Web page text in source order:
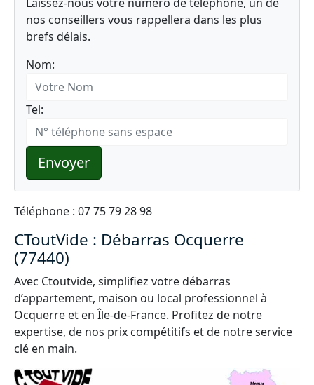
nos conseillers vous rappellera dans les plus
brefs délais.
Nom:
Tel:
Envoyer
Téléphone : 07 75 79 28 98
CToutVide : Débarras Ocquerre
(77440)
Avec Ctoutvide, simplifiez votre débarras
d’appartement, maison ou local professionnel à
Ocquerre et en Île-de-France. Profitez de notre
expertise, de nos prix compétitifs et de notre service
clé en main.